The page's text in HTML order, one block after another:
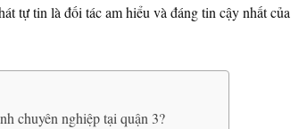
tự tin là đối tác am hiểu và đáng tin cậy nhất của
chuyên nghiệp tại quận 3?